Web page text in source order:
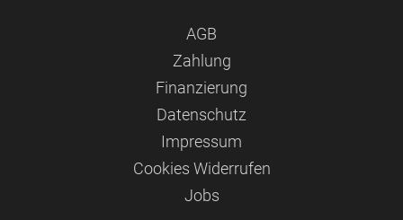
AGB
Zahlung
Finanzierung
Datenschutz
Impressum
Сookies Widerrufen
Jobs